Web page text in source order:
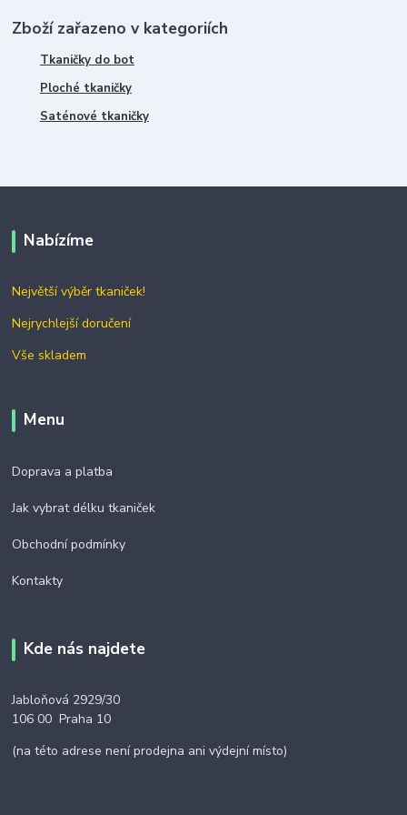
Zboží zařazeno v kategoriích
Tkaničky do bot
Ploché tkaničky
Saténové tkaničky
Nabízíme
Největší výběr tkaniček!
Nejrychlejší doručení
Vše skladem
Menu
Doprava a platba
Jak vybrat délku tkaniček
Obchodní podmínky
Kontakty
Kde nás najdete
Jabloňová 2929/30
106 00 Praha 10
(na této adrese není prodejna ani výdejní místo)